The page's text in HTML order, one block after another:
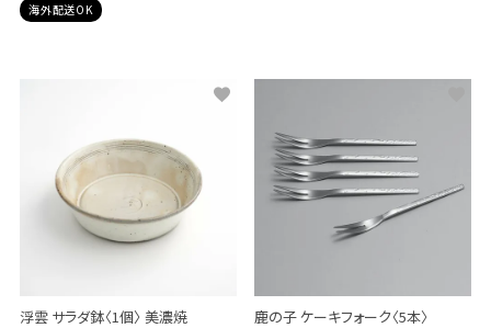
海外配送OK
浮雲 サラダ鉢〈1個〉 美濃焼 鹿の子 ケーキフォーク〈5本〉